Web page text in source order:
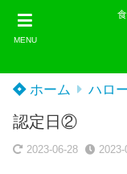
MENU
ホーム ハロ
認定日②
2023-06-28 2023-